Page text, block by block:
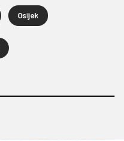
Osijek